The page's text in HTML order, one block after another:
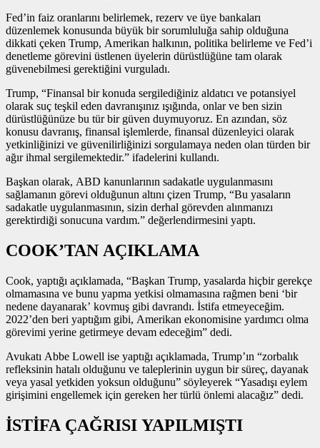
Fed’in faiz oranlarını belirlemek, rezerv ve üye bankaları
düzenlemek konusunda büyük bir sorumluluğa sahip olduğuna
dikkati çeken Trump, Amerikan halkının, politika belirleme ve Fed’i
denetleme görevini üstlenen üyelerin dürüstlüğüne tam olarak
güvenebilmesi gerektiğini vurguladı.
Trump, “Finansal bir konuda sergilediğiniz aldatıcı ve potansiyel
olarak suç teşkil eden davranışınız ışığında, onlar ve ben sizin
dürüstlüğünüze bu tür bir güven duymuyoruz. En azından, söz
konusu davranış, finansal işlemlerde, finansal düzenleyici olarak
yetkinliğinizi ve güvenilirliğinizi sorgulamaya neden olan türden bir
ağır ihmal sergilemektedir.” ifadelerini kullandı.
Başkan olarak, ABD kanunlarının sadakatle uygulanmasını
sağlamanın görevi olduğunun altını çizen Trump, “Bu yasaların
sadakatle uygulanmasının, sizin derhal görevden alınmanızı
gerektirdiği sonucuna vardım.” değerlendirmesini yaptı.
COOK’TAN AÇIKLAMA
Cook, yaptığı açıklamada, “Başkan Trump, yasalarda hiçbir gerekçe
olmamasına ve bunu yapma yetkisi olmamasına rağmen beni ‘bir
nedene dayanarak’ kovmuş gibi davrandı. İstifa etmeyeceğim.
2022’den beri yaptığım gibi, Amerikan ekonomisine yardımcı olma
görevimi yerine getirmeye devam edeceğim” dedi.
Avukatı Abbe Lowell ise yaptığı açıklamada, Trump’ın “zorbalık
refleksinin hatalı olduğunu ve taleplerinin uygun bir süreç, dayanak
veya yasal yetkiden yoksun olduğunu” söyleyerek “Yasadışı eylem
girişimini engellemek için gereken her türlü önlemi alacağız” dedi.
İSTİFA ÇAĞRISI YAPILMIŞTI